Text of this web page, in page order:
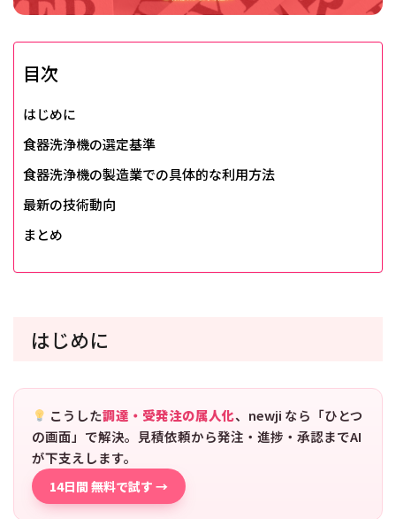
目次
はじめに
食器洗浄機の選定基準
食器洗浄機の製造業での具体的な利用方法
最新の技術動向
まとめ
はじめに
こうした調達・受発注の属人化、newji なら「ひとつ
の画面」で解決。見積依頼から発注・進捗・承認までAI
が下支えします。
14日間 無料で試す →